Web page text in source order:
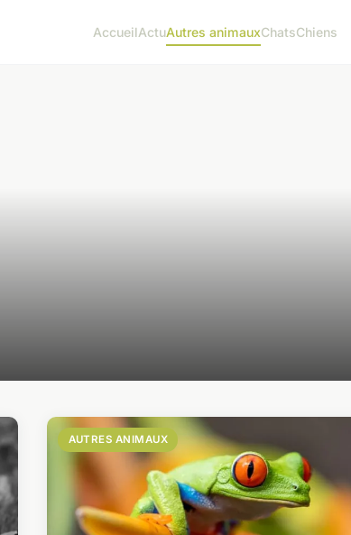
AccueilActuAutres animauxChatsChiens
AUTRES ANIMAUX